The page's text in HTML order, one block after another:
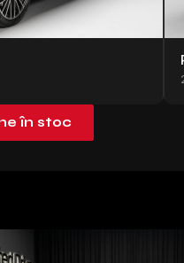
în stoc